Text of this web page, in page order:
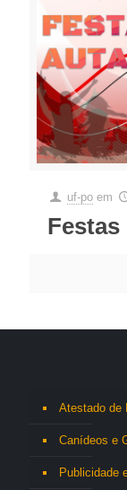
uf-po em
Festas
Atestado de
Canídeos e
Publicidade